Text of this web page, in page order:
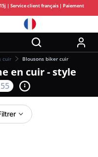
| Service client français | Paiement
cuir Blousons biker cuir
en cuir - style